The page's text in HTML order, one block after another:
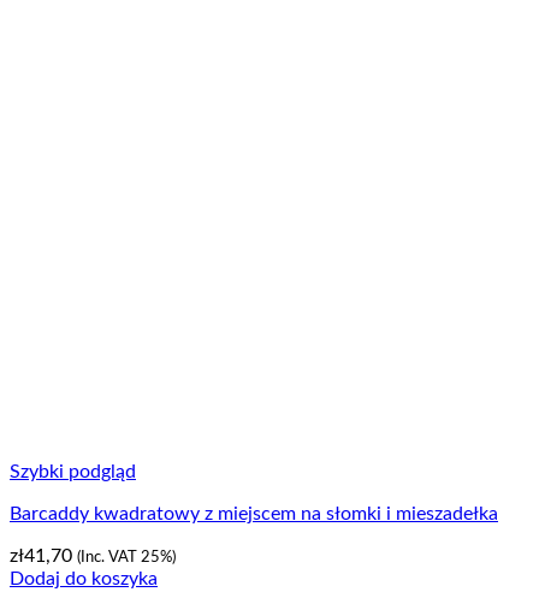
Szybki podgląd
Barcaddy kwadratowy z miejscem na słomki i mieszadełka
zł41,70 (Inc. VAT 25%)
Dodaj do koszyka